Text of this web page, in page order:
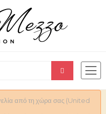
από τη χώρα σας (United